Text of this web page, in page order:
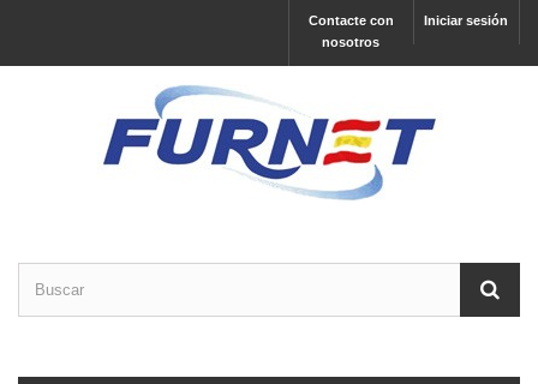
Iniciar sesión
Contacte con
nosotros